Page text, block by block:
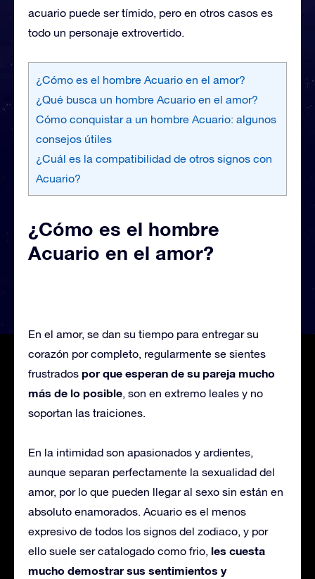
acuario puede ser tímido, pero en otros casos es
todo un personaje extrovertido.
¿Cómo es el hombre Acuario en el amor?
¿Qué busca un hombre Acuario en el amor?
Cómo conquistar a un hombre Acuario: algunos
consejos útiles
¿Cuál es la compatibilidad de otros signos con
Acuario?
¿Cómo es el hombre
Acuario en el amor?
En el amor, se dan su tiempo para entregar su
corazón por completo, regularmente se sientes
frustrados por que esperan de su pareja mucho
más de lo posible, son en extremo leales y no
soportan las traiciones.
En la intimidad son apasionados y ardientes,
aunque separan perfectamente la sexualidad del
amor, por lo que pueden llegar al sexo sin están en
absoluto enamorados. Acuario es el menos
expresivo de todos los signos del zodiaco, y por
ello suele ser catalogado como frio, les cuesta
mucho demostrar sus sentimientos y